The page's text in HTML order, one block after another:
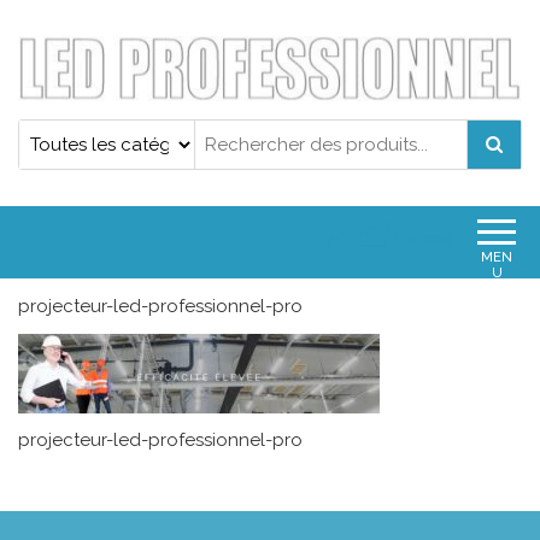
Projecteur led professionnel
Projecteur led professionnel
MEN
U
projecteur-led-professionnel-pro
projecteur-led-professionnel-pro